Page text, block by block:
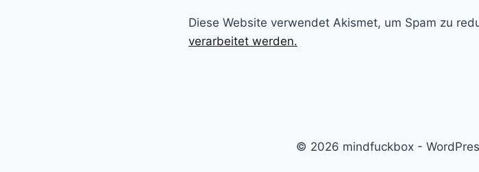
Diese Website verwendet Akismet, um Spam zu
verarbeitet werden.
© 2026 mindfuckbox -